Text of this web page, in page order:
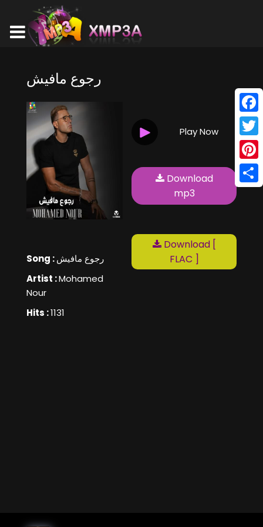
رجوع مافيش
Song :رجوع مافيش
Artist :Mohamed
Nour
Hits :1131
Play Now
Download
mp3
Download [
FLAC ]